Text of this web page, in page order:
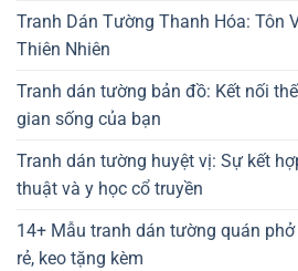
Tranh Dán Tường Thanh Hóa: Tôn
Thiên Nhiên
Tranh dán tường bản đồ: Kết nối
gian sống của bạn
Tranh dán tường huyệt vị: Sự kết
thuật và y học cổ truyền
14+ Mẫu tranh dán tường quán
rẻ, keo tặng kèm